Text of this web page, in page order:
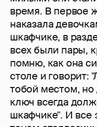
время. В первое
наказала
шкафчике, в
всех были пары,
помню, как она
столе и говорит:
тобой местом, но
ключ всегда
шкафчике". И все